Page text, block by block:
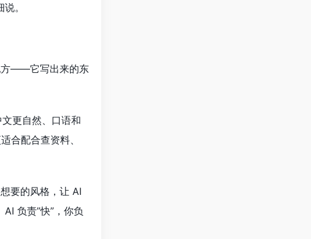
。
方——它写出来的东
更自然、口语和
合配合查资料、
要的风格，让 AI
负责”快”，你负